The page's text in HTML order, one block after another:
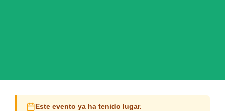
Este evento ya ha tenido lugar.